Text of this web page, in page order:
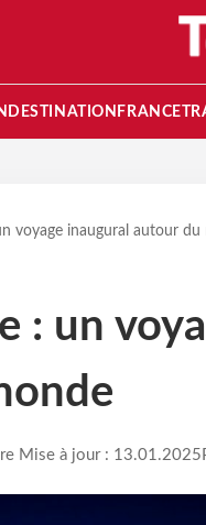
DESTINATION FRANCE
voyage inaugural autour du
: un
Mise à jour : 13.01.2025